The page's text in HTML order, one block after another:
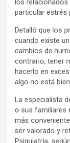
los
particular estrés
Detalló que los
cuando existe
cambios de
contrario, tener
hacerlo en
algo no está
La especialista
o sus familiares
más
ser valorado y
Psiquiatría,